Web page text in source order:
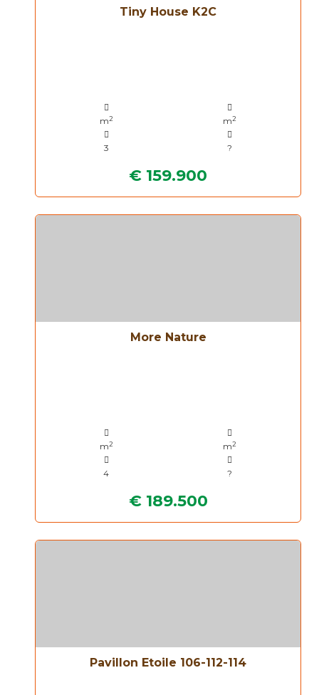
Tiny House K2C
m2 m2
3 ?
€ 159.900
More Nature
m2 m2
4 ?
€ 189.500
Pavillon Etoile 106-112-114